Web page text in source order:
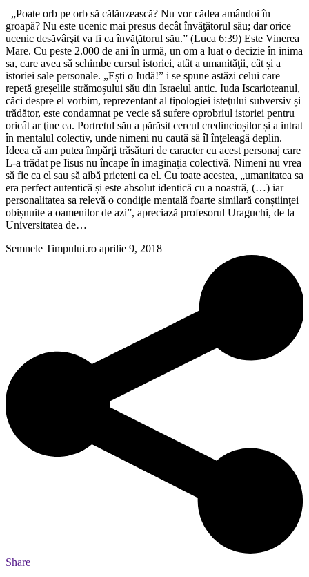
„Poate orb pe orb să călăuzească? Nu vor cădea amândoi în
groapă? Nu este ucenic mai presus decât învăţătorul său; dar orice
ucenic desăvârşit va fi ca învăţătorul său.” (Luca 6:39) Este Vinerea
Mare. Cu peste 2.000 de ani în urmă, un om a luat o decizie în inima
sa, care avea să schimbe cursul istoriei, atât a umanităţii, cât și a
istoriei sale personale. „Ești o Iudă!” i se spune astăzi celui care
repetă greșelile strămoșului său din Israelul antic. Iuda Iscarioteanul,
căci despre el vorbim, reprezentant al tipologiei isteţului subversiv și
trădător, este condamnat pe vecie să sufere oprobriul istoriei pentru
oricât ar ţine ea. Portretul său a părăsit cercul credincioșilor și a intrat
în mentalul colectiv, unde nimeni nu caută să îl înţeleagă deplin.
Ideea că am putea împărţi trăsături de caracter cu acest personaj care
L-a trădat pe Iisus nu încape în imaginaţia colectivă. Nimeni nu vrea
să fie ca el sau să aibă prieteni ca el. Cu toate acestea, „umanitatea sa
era perfect autentică și este absolut identică cu a noastră, (…) iar
personalitatea sa relevă o condiţie mentală foarte similară conștiinţei
obișnuite a oamenilor de azi”, apreciază profesorul Uraguchi, de la
Universitatea de…
Semnele Timpului.ro aprilie 9, 2018
Share